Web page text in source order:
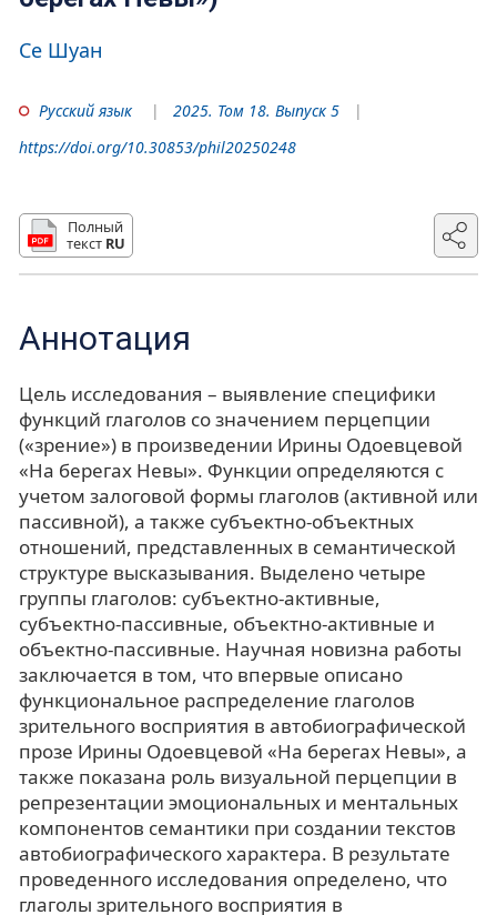
Се Шуан
Русский язык
2025. Том 18. Выпуск 5
https://doi.org/10.30853/phil20250248
Полный
текст RU
Аннотация
Цель исследования – выявление специфики
функций глаголов со значением перцепции
(«зрение») в произведении Ирины Одоевцевой
«На берегах Невы». Функции определяются с
учетом залоговой формы глаголов (активной или
пассивной), а также субъектно-объектных
отношений, представленных в семантической
структуре высказывания. Выделено четыре
группы глаголов: субъектно-активные,
субъектно-пассивные, объектно-активные и
объектно-пассивные. Научная новизна работы
заключается в том, что впервые описано
функциональное распределение глаголов
зрительного восприятия в автобиографической
прозе Ирины Одоевцевой «На берегах Невы», а
также показана роль визуальной перцепции в
репрезентации эмоциональных и ментальных
компонентов семантики при создании текстов
автобиографического характера. В результате
проведенного исследования определено, что
глаголы зрительного восприятия в